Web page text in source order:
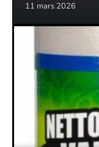
11 mars 2026